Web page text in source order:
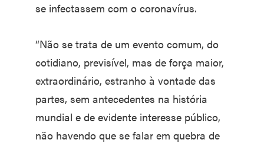
se infectassem com o coronavírus.
“Não se trata de um evento comum, do
cotidiano, previsível, mas de força maior,
extraordinário, estranho à vontade das
partes, sem antecedentes na história
mundial e de evidente interesse público,
não havendo que se falar em quebra de